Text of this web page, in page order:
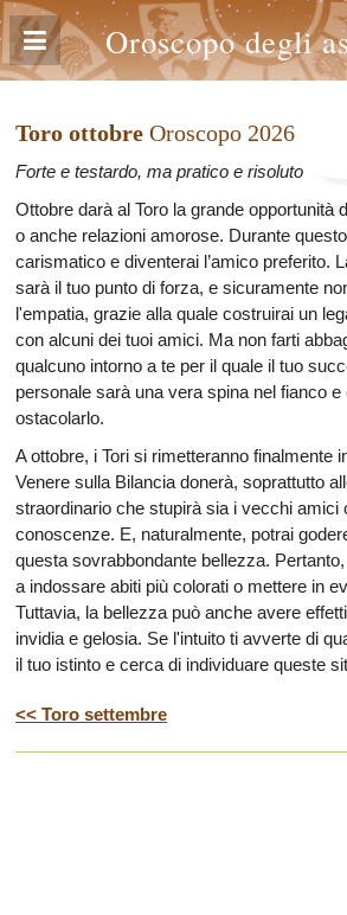
Oroscopo degli
Toro ottobre Oroscopo 2026
Forte e testardo, ma pratico e risoluto
Ottobre darà al Toro la grande opportunità
o anche relazioni amorose. Durante
carismatico e diventerai l’amico preferito.
sarà il tuo punto di forza, e sicuramente
l'empatia, grazie alla quale costruirai un
con alcuni dei tuoi amici. Ma non farti
qualcuno intorno a te per il quale il tuo
personale sarà una vera spina nel fianco
ostacolarlo.
A ottobre, i Tori si rimetteranno finalmente
Venere sulla Bilancia donerà, soprattutto
straordinario che stupirà sia i vecchi amici
conoscenze. E, naturalmente, potrai
questa sovrabbondante bellezza.
a indossare abiti più colorati o mettere in
Tuttavia, la bellezza può anche avere
invidia e gelosia. Se l'intuito ti avverte di
il tuo istinto e cerca di individuare queste
<< Toro settembre